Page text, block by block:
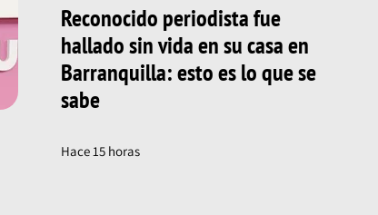
Reconocido periodista fue
hallado sin vida en su casa en
Barranquilla: esto es lo que se
sabe
Hace 15 horas